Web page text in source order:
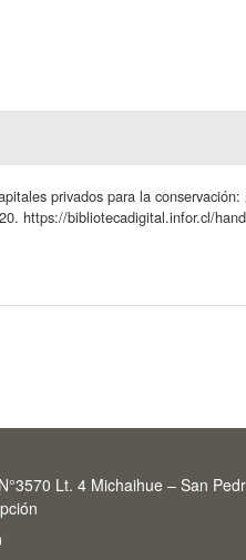
privados para la
https://bibliotecadigital.infor.cl/
Lt. 4 Michaihue – San